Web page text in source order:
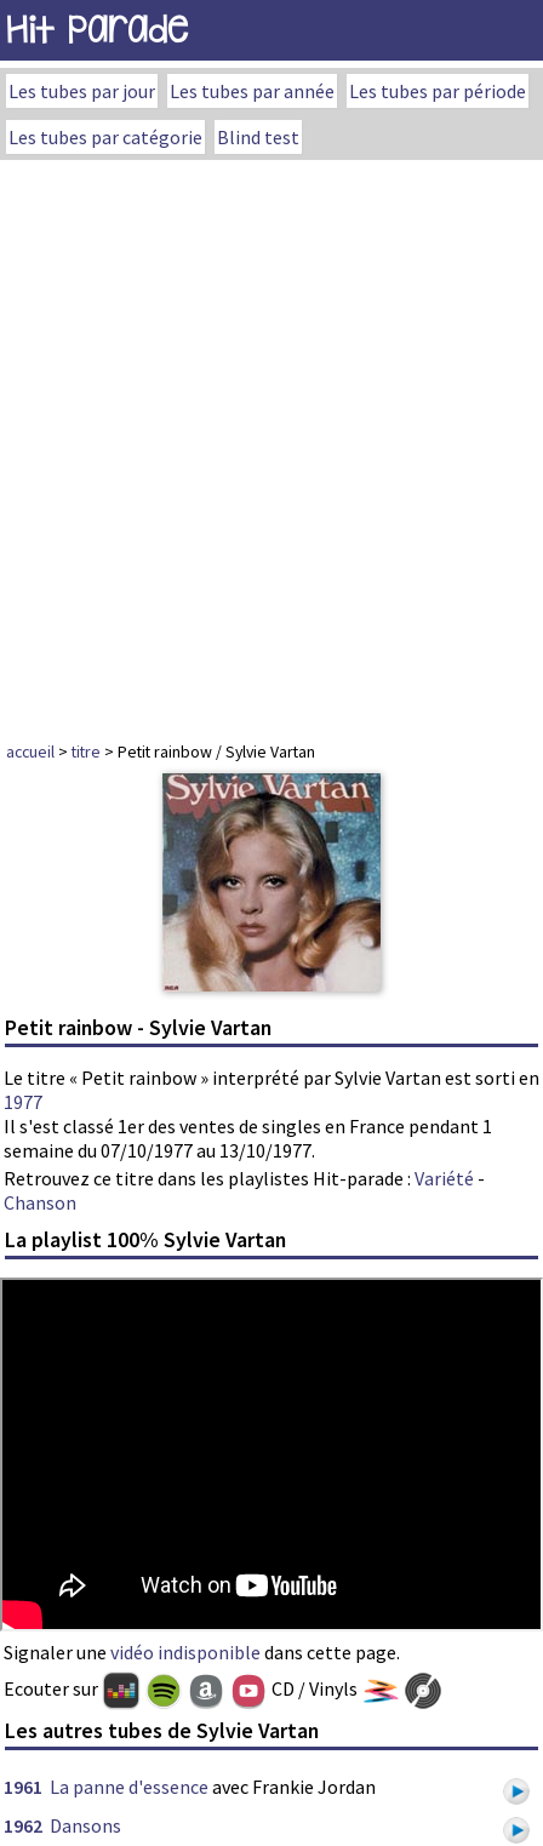
Hit Parade
Les tubes par jour Les tubes par année
Les tubes par période
Les tubes par catégorie
Blind test
accueil >titre > Petit rainbow / Sylvie Vartan
Petit rainbow - Sylvie Vartan
Le titre « Petit rainbow » interprété par Sylvie Vartan est sorti en
1977
Il s'est classé 1er des ventes de singles en France pendant 1
semaine du 07/10/1977 au 13/10/1977.
Retrouvez ce titre dans les playlistes Hit-parade : Variété -
Chanson
La playlist 100% Sylvie Vartan
Signaler une vidéo indisponible dans cette page.
Ecouter sur
CD / Vinyls
Les autres tubes de Sylvie Vartan
1961 La panne d'essence avec Frankie Jordan
1962 Dansons